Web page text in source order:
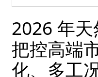
2026 年
把控高端
化、多工